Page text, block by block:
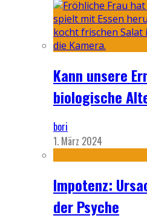
Kann unsere
biologische
bori
1. März 2024
Impotenz:
der Psyche